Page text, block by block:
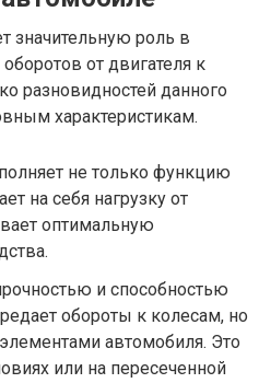
значительную роль в
от двигателя к
разновидностей данного
характеристикам.
не только функцию
на себя нагрузку от
оптимальную
и способностью
обороты к колесам, но
автомобиля. Это
или на пересеченной